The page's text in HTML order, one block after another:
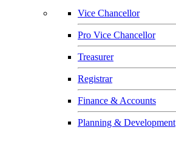
Vice Chancellor
Pro Vice Chancellor
Treasurer
Registrar
Finance & Accounts
Planning & Development